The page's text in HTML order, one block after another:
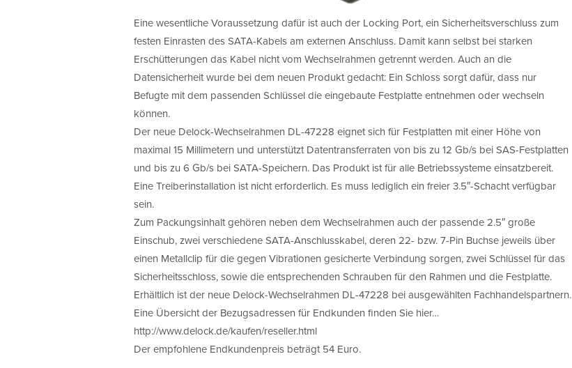
Eine wesentliche Voraussetzung dafür ist auch der Locking Port, ein Sicherheitsverschluss zum
festen Einrasten des SATA-Kabels am externen Anschluss. Damit kann selbst bei starken
Erschütterungen das Kabel nicht vom Wechselrahmen getrennt werden. Auch an die
Datensicherheit wurde bei dem neuen Produkt gedacht: Ein Schloss sorgt dafür, dass nur
Befugte mit dem passenden Schlüssel die eingebaute Festplatte entnehmen oder wechseln
können.
Der neue Delock-Wechselrahmen DL-47228 eignet sich für Festplatten mit einer Höhe von
maximal 15 Millimetern und unterstützt Datentransferraten von bis zu 12 Gb/s bei SAS-Festplatten
und bis zu 6 Gb/s bei SATA-Speichern. Das Produkt ist für alle Betriebssysteme einsatzbereit.
Eine Treiberinstallation ist nicht erforderlich. Es muss lediglich ein freier 3.5″-Schacht verfügbar
sein.
Zum Packungsinhalt gehören neben dem Wechselrahmen auch der passende 2.5″ große
Einschub, zwei verschiedene SATA-Anschlusskabel, deren 22- bzw. 7-Pin Buchse jeweils über
einen Metallclip für die gegen Vibrationen gesicherte Verbindung sorgen, zwei Schlüssel für das
Sicherheitsschloss, sowie die entsprechenden Schrauben für den Rahmen und die Festplatte.
Erhältlich ist der neue Delock-Wechselrahmen DL-47228 bei ausgewählten Fachhandelspartnern.
Eine Übersicht der Bezugsadressen für Endkunden finden Sie hier…
http://www.delock.de/kaufen/reseller.html
Der empfohlene Endkundenpreis beträgt 54 Euro.